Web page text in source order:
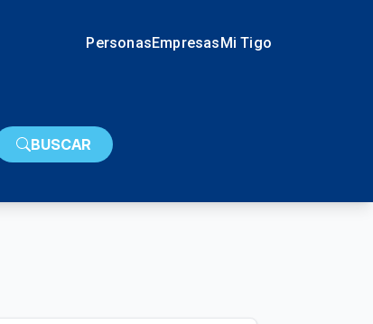
PersonasEmpresasMi Tigo
BUSCAR